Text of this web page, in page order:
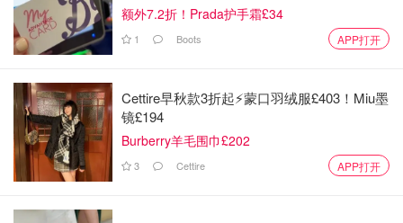
额外7.2折！Prada护手霜£34
1 Boots APP打开
Cettire早秋款3折起⚡️蒙口羽绒服£403！Miu墨
镜£194
Burberry羊毛围巾£202
3 Cettire APP打开